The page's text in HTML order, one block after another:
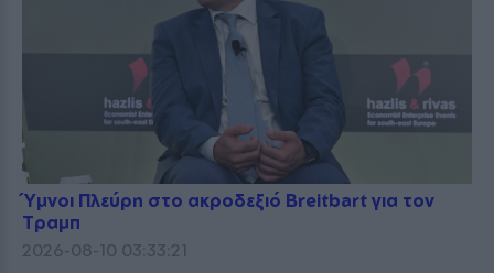
Ύμνοι Πλεύρη στο ακροδεξιό Breitbart για τον
Τραμπ
2026-08-10 03:33:21